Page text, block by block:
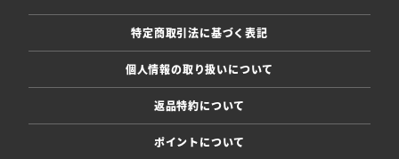
特定商取引法に基づく表記
個人情報の取り扱いについて
返品特約について
ポイントについて